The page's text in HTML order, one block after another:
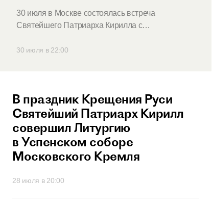
30 июля в Москве состоялась встреча
Святейшего Патриарха Кирилла с
Исламской Республики Иран в Российской
30 июля в 22:00
В праздник Крещения Руси
Святейший Патриарх Кирилл
совершил Литургию
в Успенском соборе
Московского Кремля
28 июля в 20:00